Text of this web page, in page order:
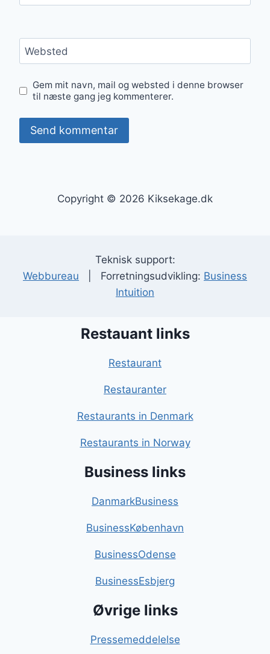
Websted
Gem mit navn, mail og websted i denne browser
til næste gang jeg kommenterer.
Copyright © 2026 Kiksekage.dk
Teknisk support:
Webbureau | Forretningsudvikling: Business
Intuition
Restauant links
Restaurant
Restauranter
Restaurants in Denmark
Restaurants in Norway
Business links
DanmarkBusiness
BusinessKøbenhavn
BusinessOdense
BusinessEsbjerg
Øvrige links
Pressemeddelelse